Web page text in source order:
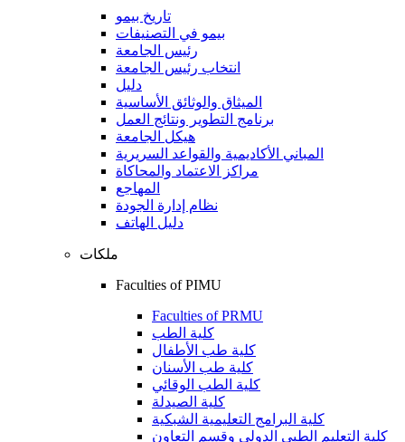
تاريخ بيمو
بيمو في التصنيفات
رئيس الجامعة
انتخاب رئيس الجامعة
دليل
الميثاق والوثائق الأساسية
برنامج التطوير ونتائج العمل
هيكل الجامعة
المباني الأكاديمية والقواعد السريرية
مراكز الاعتماد والمحاكاة
المهاجع
نظام إدارة الجودة
دليل الهاتف
ملكات
Faculties of PIMU
Faculties of PRMU
كلية الطب
كلية طب الأطفال
كلية طب الأسنان
كلية الطب الوقائي
كلية الصيدلة
كلية البرامج التعليمية الشبكية
كلية التعليم الطبي الدولي وقسم التعاون